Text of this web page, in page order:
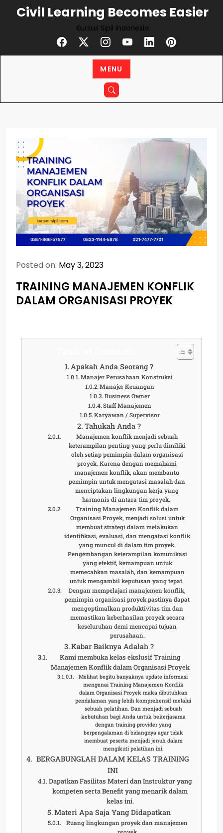
Civil Learning Becomes Easier
Kursus Sipil Indonesia
MENU
Posted on: May 3, 2023
TRAINING MANAJEMEN KONFLIK
DALAM ORGANISASI PROYEK
Apakah Anda Seorang ?
Manajer Perusahaan Konstruksi
Manajer Keuangan
Business Owner
Staff Manajemen
Karyawan / Supervisor
Tahukah Anda ?
Manajemen konflik menjadi sebuah
keterampilan penting yang perlu dimiliki
oleh setiap pemimpin dalam organisasi
proyek. Karena dengan memahami
manajemen konflik, akan membantu
pemimpin untuk mengatasi masalah dan
menciptakan lingkungan kerja yang
harmonis di antara tim proyek.
Training Manajemen Konflik dalam
Organisasi Proyek, menjadi solusi untuk
membuat strategi dalam melakukan
identifikasi, evaluasi, dan mengatasi konflik
yang muncul di dalam tim proyek.
Pengembangan keterampilan komunikasi
yang efektif, kemampuan untuk
memecahkan masalah, dan kemampuan
untuk mengambil keputusan yang tepat.
Dengan mempelajari manajemen konflik,
pemimpin organisasi proyek pastinya dapat
mengoptimalkan produktivitas tim dan
memastikan keberhasilan proyek secara
keseluruhan demi mencapai tujuan
perusahaan.
Kabar Baiknya Adalah ?
Kami membuka kelas ekslusif Training
Manajemen Konflik dalam Organisasi Proyek
Melihat begitu banyaknya update informasi
mengenai Training Manajemen Konflik
dalam Organisasi Proyek maka dibutuhkan
pendalaman yang lebih komprehensif melalui
sebuah pelatihan. Dan menjadi sebuah
kebutuhan bagi Anda untuk bekerjasama
dengan training provider yang
berpengalaman di bidangnya agar tidak
membuat peserta menjadi jenuh dalam
mengikuti pelatihan ini.
BERGABUNGLAH DALAM KELAS TRAINING
INI
Dapatkan Fasilitas Materi dan Instruktur yang
kompeten serta Benefit yang menarik dalam
kelas ini.
Materi Apa Saja Yang Didapatkan
Ruang lingkungan proyek dan manajemen